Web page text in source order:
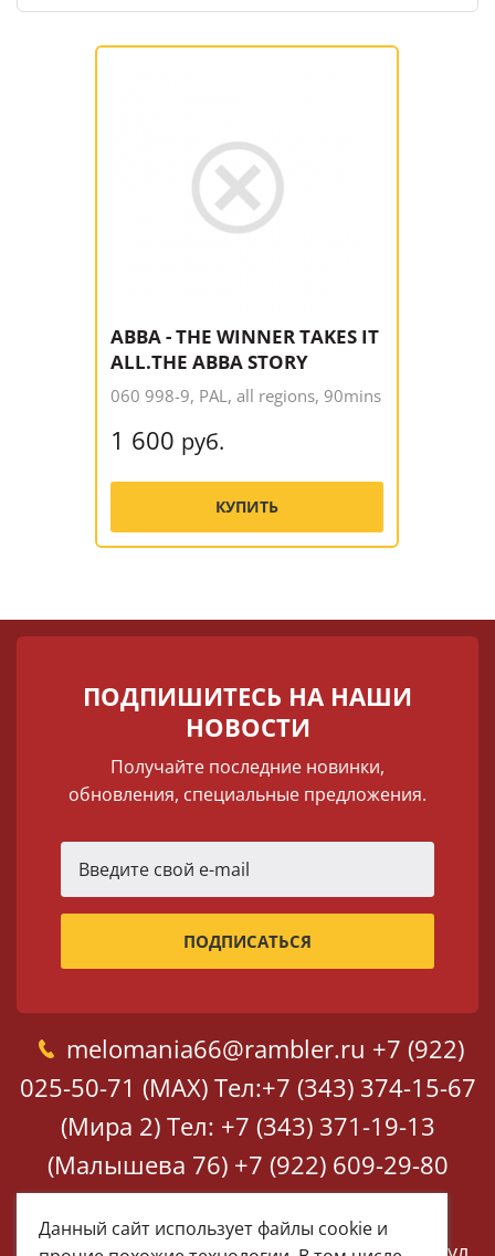
ABBA - THE WINNER TAKES IT
ALL.THE ABBA STORY
060 998-9, PAL, all regions, 90mins
1 600 руб.
КУПИТЬ
ПОДПИШИТЕСЬ НА НАШИ
НОВОСТИ
Получайте последние новинки,
обновления, специальные предложения.
melomania66@rambler.ru +7 (922)
025-50-71 (MAX) Тел:+7 (343) 374-15-67
(Мира 2) Тел: +7 (343) 371-19-13
(Малышева 76) +7 (922) 609-29-80
(MAX)
Данный сайт использует файлы cookie и